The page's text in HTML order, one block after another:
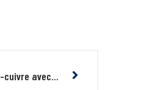
Midland fait l’acquisition d’un nouveau projet à fort potentiel zinc-cuivre avec des blocs de sulfures massifs titrant jusqu’à 17.5% zinc situé dans la fosse du Labrador